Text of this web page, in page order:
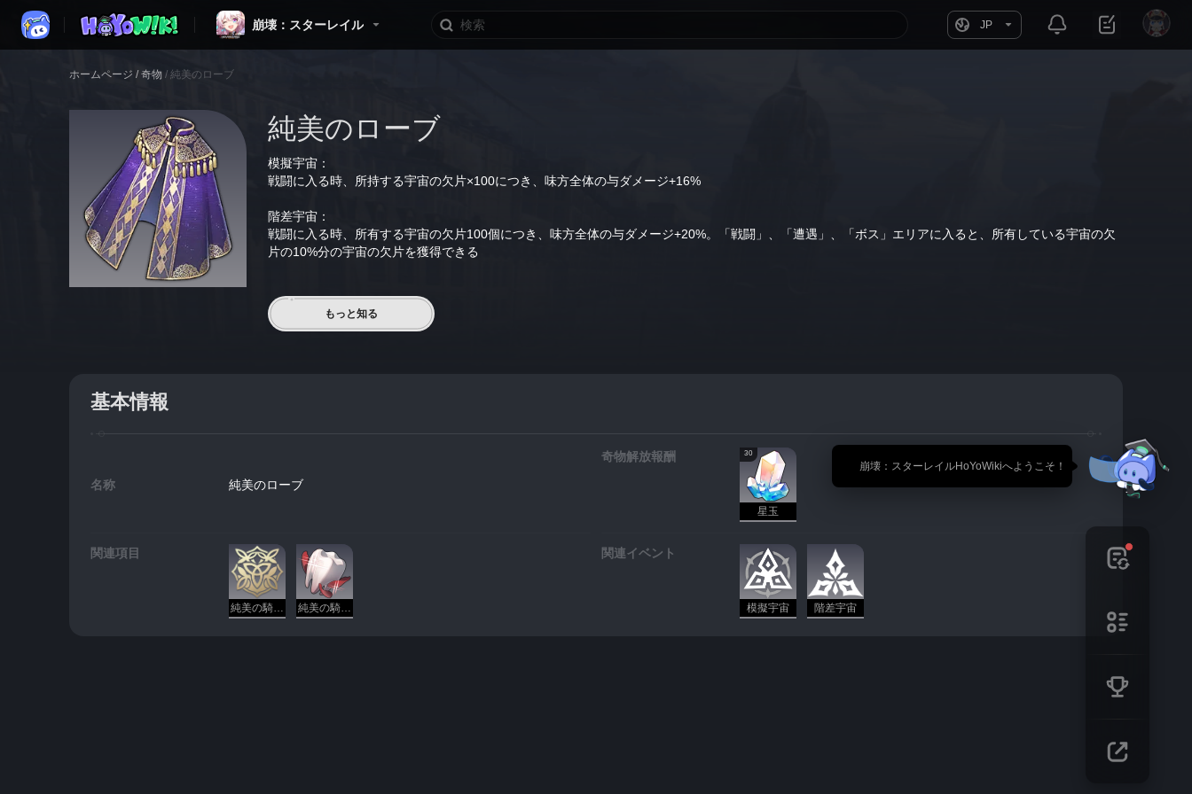
崩壊：スターレイル JP
🎉 崩壊：スターレイルHoYoWikiへようこそ！
ホームページ / 奇物 / 純美のローブ
純美のローブ
模擬宇宙：
戦闘に入る時、所持する宇宙の欠片×100につき、味方全体の与ダメージ+16%
階差宇宙：
戦闘に入る時、所有する宇宙の欠片100個につき、味方全体の与ダメージ+20%。「戦闘」、「遭遇」、「ボス」エリアに入ると、所有している宇宙の欠
片の10%分の宇宙の欠片を獲得できる
もっと知る
基本情報
名称 純美のローブ
奇物解放報酬 30
星玉
関連項目
純美の騎士団 - 純美 純美の騎士道
関連イベント
模擬宇宙 階差宇宙